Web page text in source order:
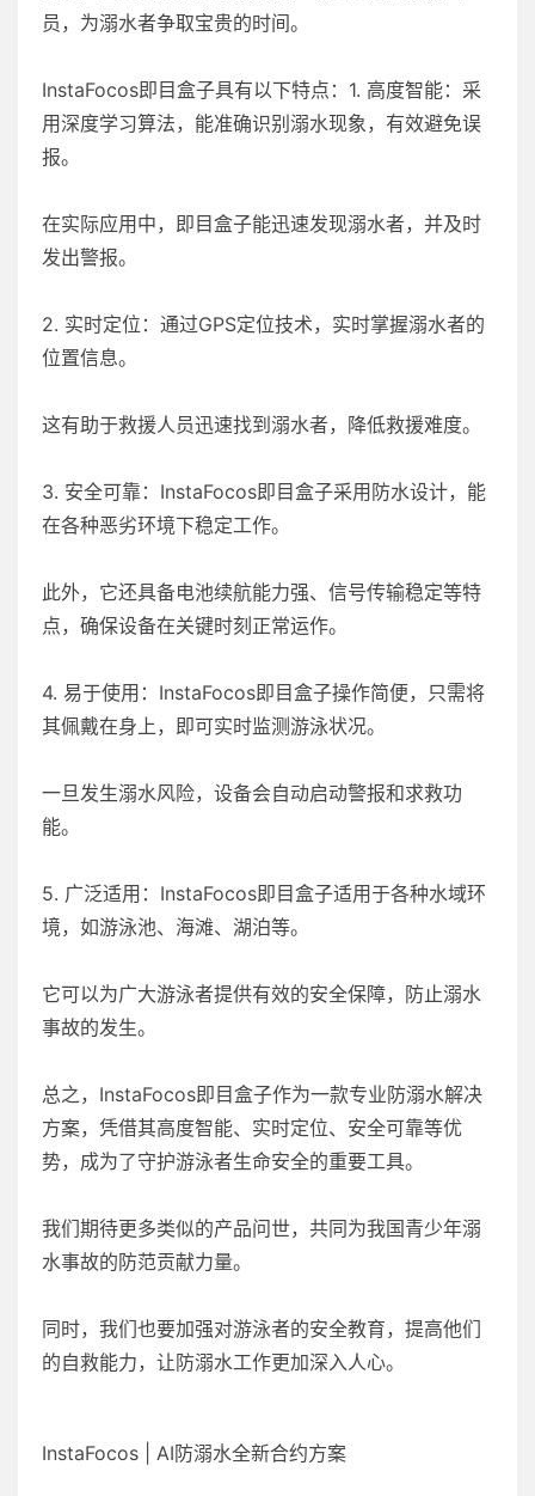
员，为溺水者争取宝贵的时间。
InstaFocos即目盒子具有以下特点：1. 高度智能：采
用深度学习算法，能准确识别溺水现象，有效避免误
报。
在实际应用中，即目盒子能迅速发现溺水者，并及时
发出警报。
2. 实时定位：通过GPS定位技术，实时掌握溺水者的
位置信息。
这有助于救援人员迅速找到溺水者，降低救援难度。
3. 安全可靠：InstaFocos即目盒子采用防水设计，能
在各种恶劣环境下稳定工作。
此外，它还具备电池续航能力强、信号传输稳定等特
点，确保设备在关键时刻正常运作。
4. 易于使用：InstaFocos即目盒子操作简便，只需将
其佩戴在身上，即可实时监测游泳状况。
一旦发生溺水风险，设备会自动启动警报和求救功
能。
5. 广泛适用：InstaFocos即目盒子适用于各种水域环
境，如游泳池、海滩、湖泊等。
它可以为广大游泳者提供有效的安全保障，防止溺水
事故的发生。
总之，InstaFocos即目盒子作为一款专业防溺水解决
方案，凭借其高度智能、实时定位、安全可靠等优
势，成为了守护游泳者生命安全的重要工具。
我们期待更多类似的产品问世，共同为我国青少年溺
水事故的防范贡献力量。
同时，我们也要加强对游泳者的安全教育，提高他们
的自救能力，让防溺水工作更加深入人心。
InstaFocos | AI防溺水全新合约方案